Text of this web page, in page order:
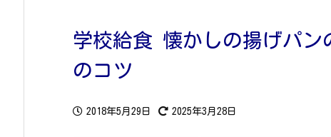
学校給食 懐かしの揚げパン
のコツ
2018年5月29日 2025年3月28日